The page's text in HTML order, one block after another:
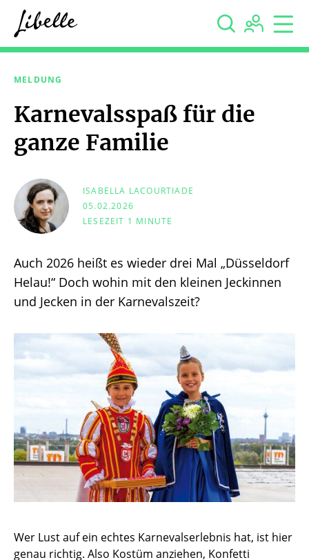
  
MELDUNG
Karnevalsspaß für die
ganze Familie
Auch 2026 heißt es wieder drei Mal „Düsseldorf
Helau!“ Doch wohin mit den kleinen Jeckinnen
und Jecken in der Karnevalszeit?
ISABELLA LACOURTIADE
05.02.2026
LESEZEIT 1 MINUTE
Wer Lust auf ein echtes Karnevalserlebnis hat, ist hier
genau richtig. Also Kostüm anziehen, Konfetti